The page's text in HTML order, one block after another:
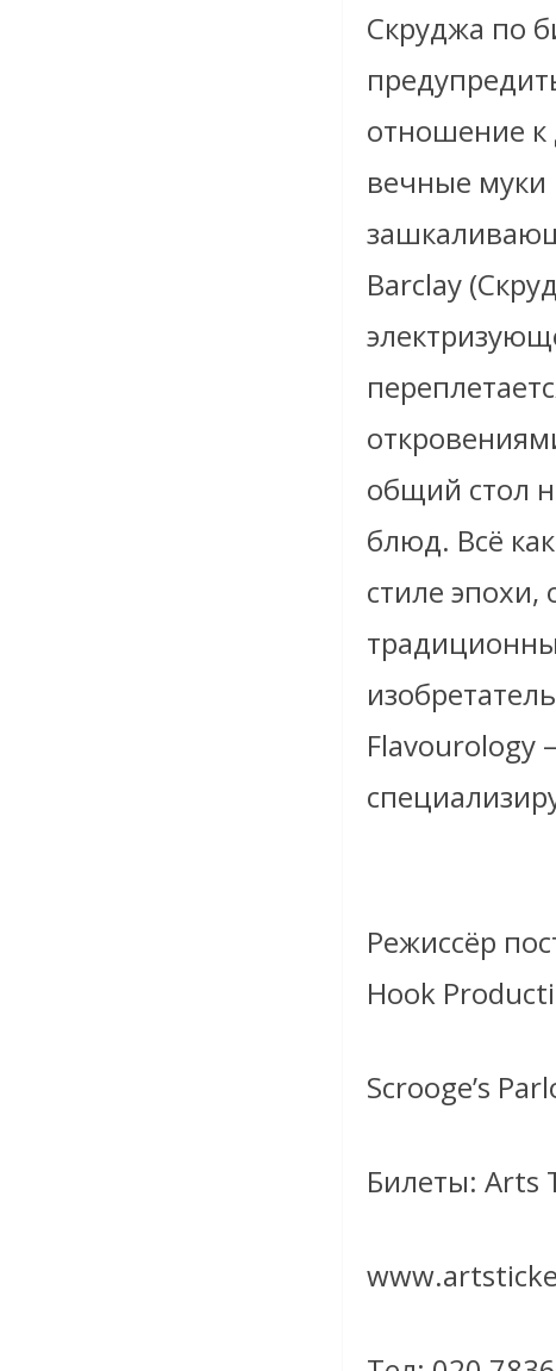
Скруджа по
отношение
вечные муки
Barclay
общий стол
блюд. Всё
стиле
Flavourology
Режиссёр
Hook
Scrooge’s
Билеты: Arts